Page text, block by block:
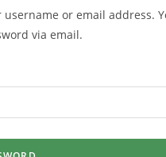
username or email address.
via email.